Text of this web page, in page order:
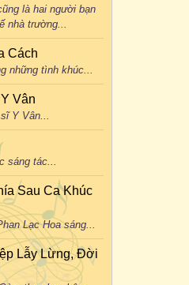
là hai người bạn
nhà trường...
Cách
những tình khúc...
Vân
Y Vân...
sáng tác...
Sau Ca Khúc
Lạc Hoa sáng...
Lẫy Lừng, Đời